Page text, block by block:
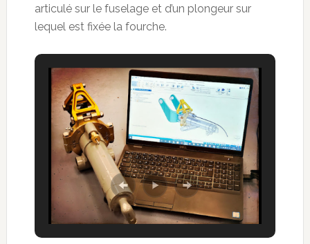
articulé sur le fuselage et d’un plongeur sur
lequel est fixée la fourche.